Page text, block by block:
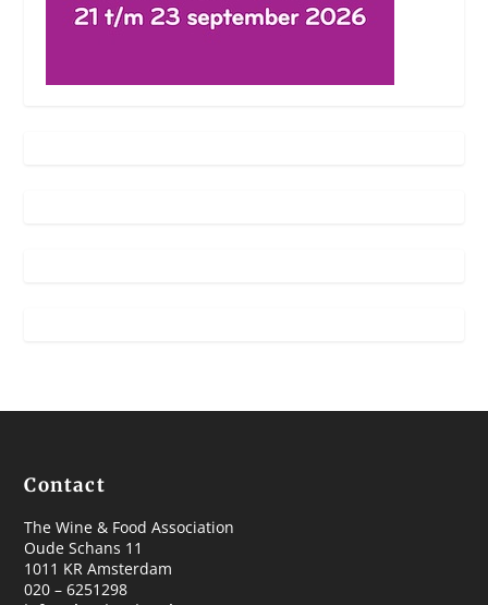
Contact
The Wine & Food Association
Oude Schans 11
1011 KR Amsterdam
020 – 6251298